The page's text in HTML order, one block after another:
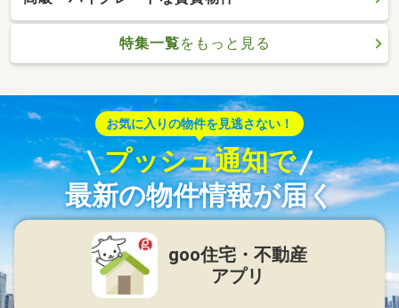
特集一覧をもっと見る
お気に入りの物件を見逃さない！
プッシュ通知で
最新の物件情報が届く
goo住宅・不動産
アプリ